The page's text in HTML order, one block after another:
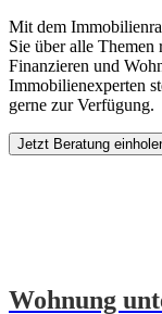
Mit dem
Sie über alle
Finanzieren und
Immobilienexperten
gerne zur Verfügung.
Jetzt Beratung
Wohnung